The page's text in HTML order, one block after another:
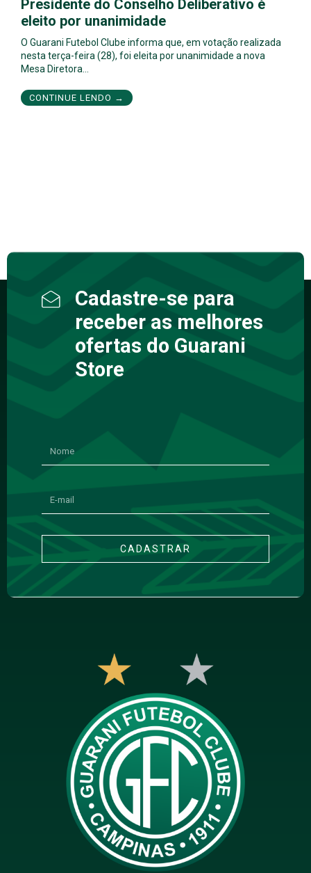
Presidente do Conselho Deliberativo é
eleito por unanimidade
O Guarani Futebol Clube informa que, em votação realizada
nesta terça-feira (28), foi eleita por unanimidade a nova
Mesa Diretora…
CONTINUE LENDO →
Cadastre-se para
receber as melhores
ofertas do Guarani
Store
CADASTRAR